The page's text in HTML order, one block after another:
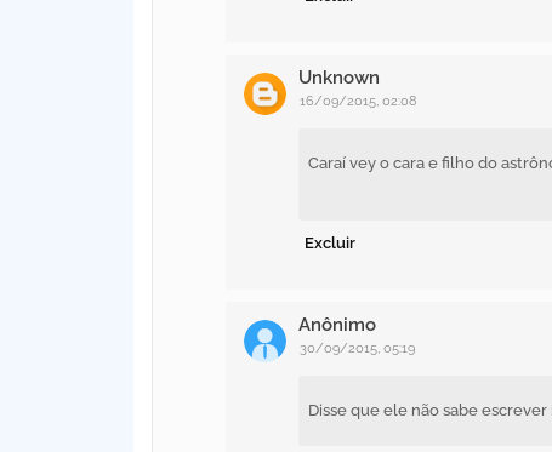
Unknown
16/09/2015, 02:08
Caraí vey o cara e filho do
Excluir
Anônimo
30/09/2015, 05:19
Disse que ele não sabe